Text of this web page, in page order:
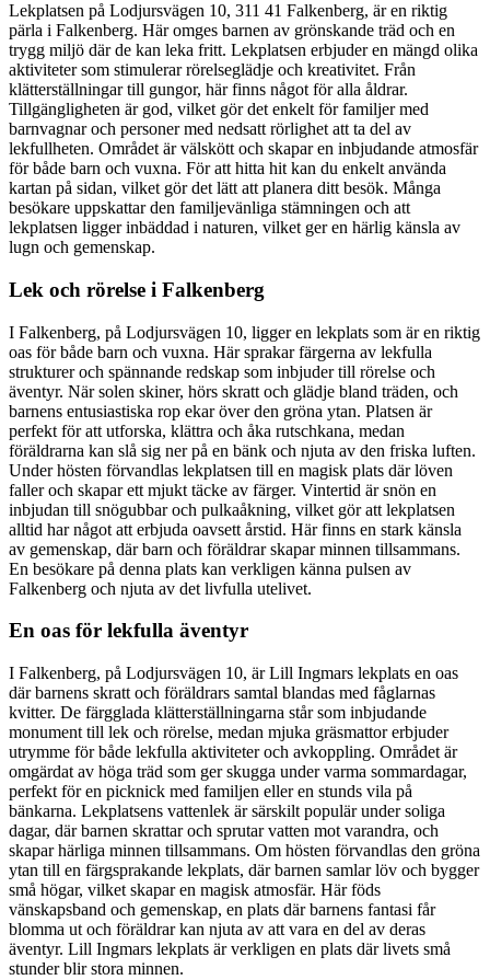
Lekplatsen på Lodjursvägen 10, 311 41 Falkenberg, är en riktig
pärla i Falkenberg. Här omges barnen av grönskande träd och en
trygg miljö där de kan leka fritt. Lekplatsen erbjuder en mängd olika
aktiviteter som stimulerar rörelseglädje och kreativitet. Från
klätterställningar till gungor, här finns något för alla åldrar.
Tillgängligheten är god, vilket gör det enkelt för familjer med
barnvagnar och personer med nedsatt rörlighet att ta del av
lekfullheten. Området är välskött och skapar en inbjudande atmosfär
för både barn och vuxna. För att hitta hit kan du enkelt använda
kartan på sidan, vilket gör det lätt att planera ditt besök. Många
besökare uppskattar den familjevänliga stämningen och att
lekplatsen ligger inbäddad i naturen, vilket ger en härlig känsla av
lugn och gemenskap.
Lek och rörelse i Falkenberg
I Falkenberg, på Lodjursvägen 10, ligger en lekplats som är en riktig
oas för både barn och vuxna. Här sprakar färgerna av lekfulla
strukturer och spännande redskap som inbjuder till rörelse och
äventyr. När solen skiner, hörs skratt och glädje bland träden, och
barnens entusiastiska rop ekar över den gröna ytan. Platsen är
perfekt för att utforska, klättra och åka rutschkana, medan
föräldrarna kan slå sig ner på en bänk och njuta av den friska luften.
Under hösten förvandlas lekplatsen till en magisk plats där löven
faller och skapar ett mjukt täcke av färger. Vintertid är snön en
inbjudan till snögubbar och pulkaåkning, vilket gör att lekplatsen
alltid har något att erbjuda oavsett årstid. Här finns en stark känsla
av gemenskap, där barn och föräldrar skapar minnen tillsammans.
En besökare på denna plats kan verkligen känna pulsen av
Falkenberg och njuta av det livfulla utelivet.
En oas för lekfulla äventyr
I Falkenberg, på Lodjursvägen 10, är Lill Ingmars lekplats en oas
där barnens skratt och föräldrars samtal blandas med fåglarnas
kvitter. De färgglada klätterställningarna står som inbjudande
monument till lek och rörelse, medan mjuka gräsmattor erbjuder
utrymme för både lekfulla aktiviteter och avkoppling. Området är
omgärdat av höga träd som ger skugga under varma sommardagar,
perfekt för en picknick med familjen eller en stunds vila på
bänkarna. Lekplatsens vattenlek är särskilt populär under soliga
dagar, där barnen skrattar och sprutar vatten mot varandra, och
skapar härliga minnen tillsammans. Om hösten förvandlas den gröna
ytan till en färgsprakande lekplats, där barnen samlar löv och bygger
små högar, vilket skapar en magisk atmosfär. Här föds
vänskapsband och gemenskap, en plats där barnens fantasi får
blomma ut och föräldrar kan njuta av att vara en del av deras
äventyr. Lill Ingmars lekplats är verkligen en plats där livets små
stunder blir stora minnen.